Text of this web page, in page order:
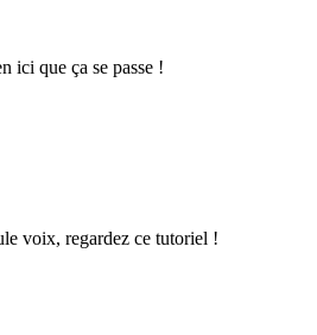
ici que ça se passe !
voix, regardez ce tutoriel !